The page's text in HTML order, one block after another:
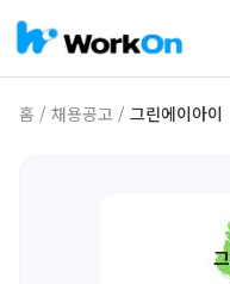
홈 / 채용공고 / 그린에이아이